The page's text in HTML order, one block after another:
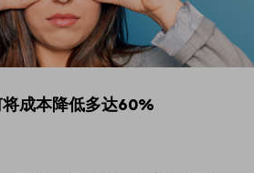
将成本降低多达60%